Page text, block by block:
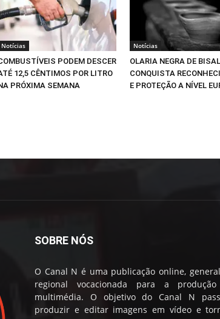
Notícias
PODEM DESCER
12,5 CÊNTIMOS POR LITRO
PRÓXIMA SEMANA
Notícias
OLARIA NEGRA DE
CONQUISTA
E PROTEÇÃO A NÍVEL
SOBRE NÓS
O Canal N é uma publicação online,
regional vocacionada para a
multimédia. O objetivo do Canal N
produzir e editar imagens em vídeo e